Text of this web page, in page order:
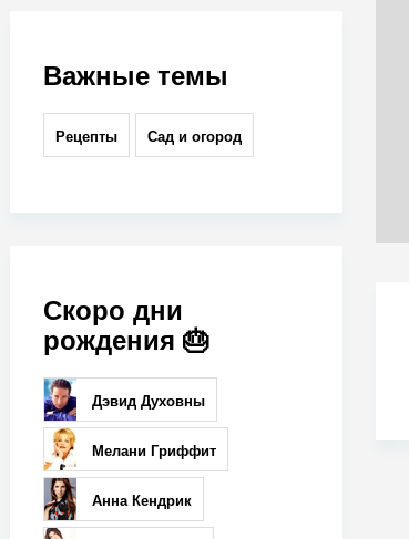
Важные темы
Рецепты Сад и огород
Скоро дни
рождения 🎂
Дэвид Духовны
Мелани Гриффит
Анна Кендрик